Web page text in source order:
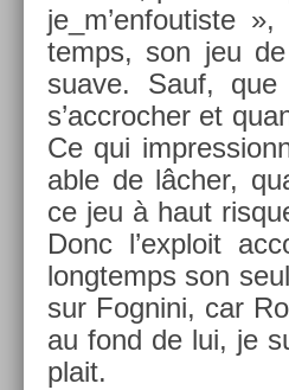
je_m’en­foutis­te
temps, son jeu
suave. Sauf,
s’accroch­er et
Ce qui
able de lâcher,
ce jeu à haut
Donc l’exploit
longtemps son
sur Fog­nini, car
au fond de lui, je
plait.